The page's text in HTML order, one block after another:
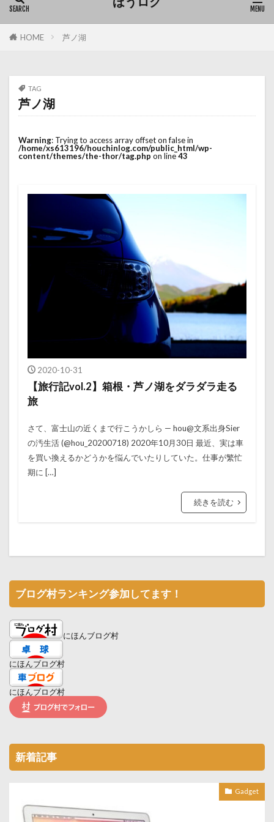
HOME 芦ノ湖
TAG
芦ノ湖
Warning: Trying to access array offset on false in
/home/xs613196/houchinlog.com/public_html/wp-
content/themes/the-thor/tag.php on line43
2020-10-31
【旅行記vol.2】箱根・芦ノ湖をダラダラ走る
旅
さて、富士山の近くまで行こうかしら — hou@文系出身Sier
の汚生活 (@hou_20200718) 2020年10月30日 最近、実は車
を買い換えるかどうかを悩んでいたりしていた。仕事が繁忙
期に […]
続きを読む
ブログ村ランキング参加してます！
にほんブログ村
にほんブログ村
にほんブログ村
新着記事
Gadget